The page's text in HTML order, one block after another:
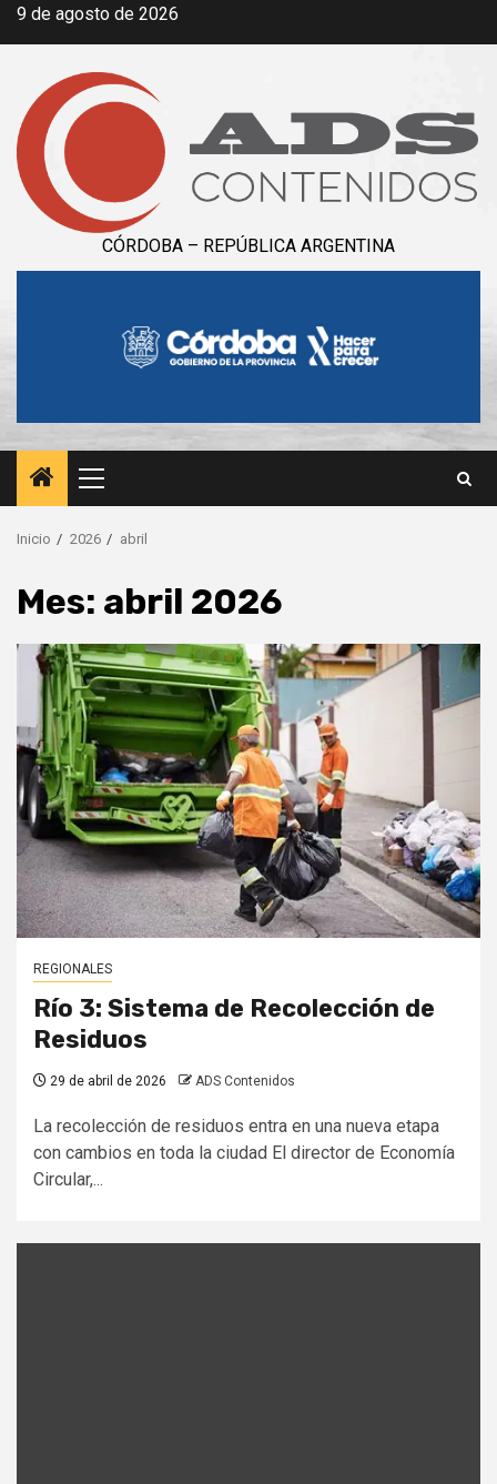
Saltar
9 de agosto de 2026
CÓRDOBA – REPÚBLICA ARGENTINA
Menú
principal
Inicio 2026 abril
Mes: abril 2026
REGIONALES
Río 3: Sistema de Recolección de
Residuos
29 de abril de 2026 ADS Contenidos
La recolección de residuos entra en una nueva etapa
con cambios en toda la ciudad El director de Economía
Circular,...